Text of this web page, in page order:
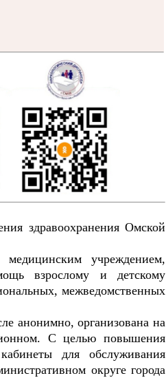
здравоохранения Омской
учреждением,
взрослому и детскому
межведомственных
анонимно, организована на
С целью повышения
для обслуживания
округе города